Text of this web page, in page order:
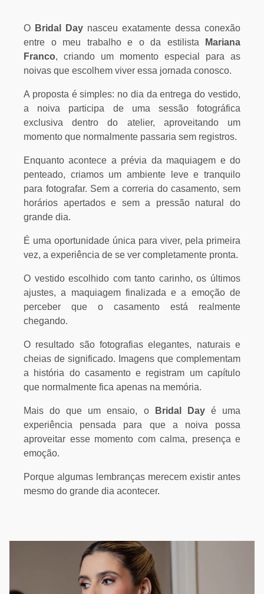
O Bridal Day nasceu exatamente dessa conexão
entre o meu trabalho e o da estilista
Mariana
Franco, criando um momento especial para as
noivas que escolhem viver essa jornada conosco.
A proposta é simples: no dia da entrega do vestido,
a noiva participa de uma sessão fotográfica
exclusiva dentro do atelier, aproveitando um
momento que normalmente passaria sem registros.
Enquanto acontece a prévia da maquiagem e do
penteado, criamos um ambiente leve e tranquilo
para fotografar. Sem a correria do casamento, sem
horários apertados e sem a pressão natural do
grande dia.
É uma oportunidade única para viver, pela primeira
vez, a experiência de se ver completamente pronta.
O vestido escolhido com tanto carinho, os últimos
ajustes, a maquiagem finalizada e a emoção de
perceber que o casamento está realmente
chegando.
O resultado são fotografias elegantes, naturais e
cheias de significado. Imagens que complementam
a história do casamento e registram um capítulo
que normalmente fica apenas na memória.
Mais do que um ensaio, o Bridal Dayé uma
experiência pensada para que a noiva possa
aproveitar esse momento com calma, presença e
emoção.
Porque algumas lembranças merecem existir antes
mesmo do grande dia acontecer.